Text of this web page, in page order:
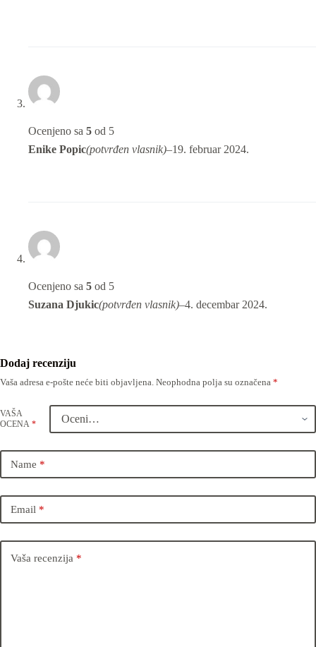
Ocenjeno sa 5 od 5
Enike Popic(potvrđen vlasnik)–19. februar 2024.
Ocenjeno sa 5 od 5
Suzana Djukic(potvrđen vlasnik)–4. decembar 2024.
Dodaj recenziju
Vaša adresa e-pošte neće biti objavljena. Neophodna polja su označena *
VAŠA
OCENA *
Name *
Email *
Vaša recenzija *